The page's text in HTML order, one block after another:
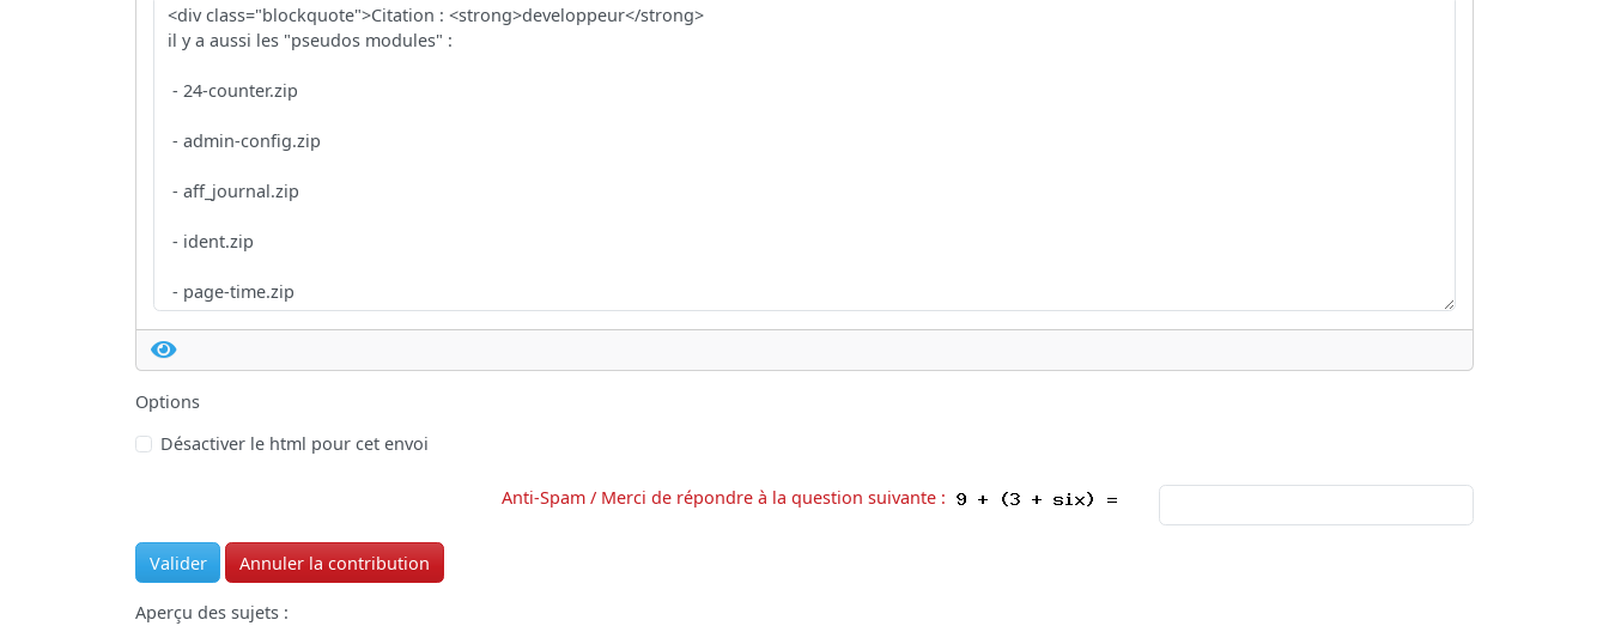
Options
Désactiver le html pour cet envoi
Anti-Spam / Merci de répondre à la question suivante :
Aperçu des sujets :